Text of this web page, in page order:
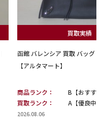
買取実績
函館 バレンシア 買取 バッグ｜
【アルタマート】
商品ランク：
B【おすすめ
買取ランク：
A【優良中古
2026.08.06